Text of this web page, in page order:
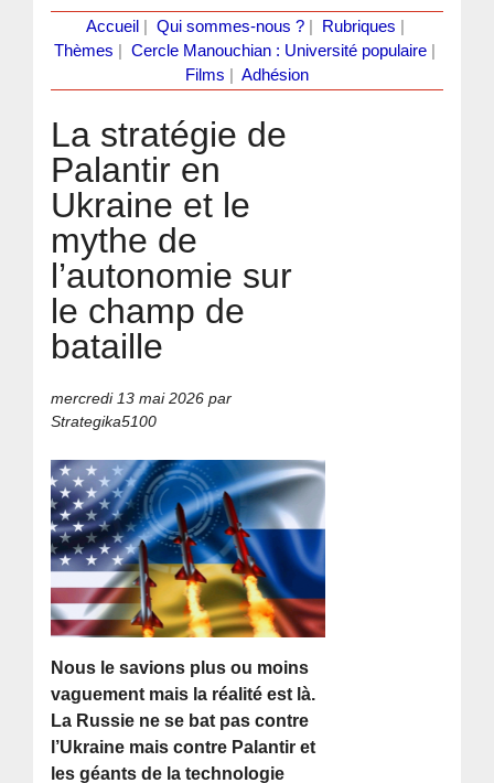
Accueil Qui sommes-nous ?| Rubriques
Thèmes
Cercle Manouchian : Université populaire
Films
Adhésion
La stratégie de
Palantir en
Ukraine et le
mythe de
l’autonomie sur
le champ de
bataille
mercredi 13 mai 2026 par
Strategika5100
Nous le savions plus ou moins
vaguement mais la réalité est là.
La Russie ne se bat pas contre
l’Ukraine mais contre Palantir et
les géants de la technologie